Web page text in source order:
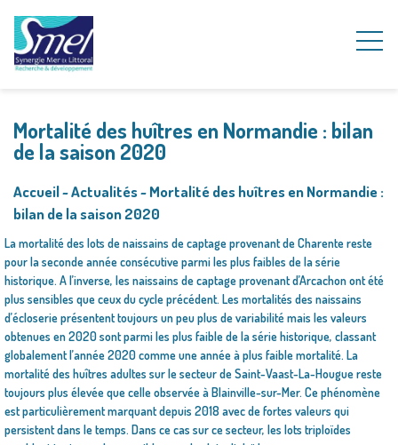
Mortalité des huîtres en Normandie : bilan
de la saison 2020
Accueil~Actualités~Mortalité des huîtres en Normandie :
bilan de la saison 2020
La mortalité des lots de naissains de captage provenant de Charente reste
pour la seconde année consécutive parmi les plus faibles de la série
historique. A l’inverse, les naissains de captage provenant d’Arcachon ont été
plus sensibles que ceux du cycle précédent. Les mortalités des naissains
d’écloserie présentent toujours un peu plus de variabilité mais les valeurs
obtenues en 2020 sont parmi les plus faible de la série historique, classant
globalement l’année 2020 comme une année à plus faible mortalité. La
mortalité des huîtres adultes sur le secteur de Saint-Vaast-La-Hougue reste
toujours plus élevée que celle observée à Blainville-sur-Mer. Ce phénomène
est particulièrement marquant depuis 2018 avec de fortes valeurs qui
persistent dans le temps. Dans ce cas sur ce secteur, les lots triploïdes